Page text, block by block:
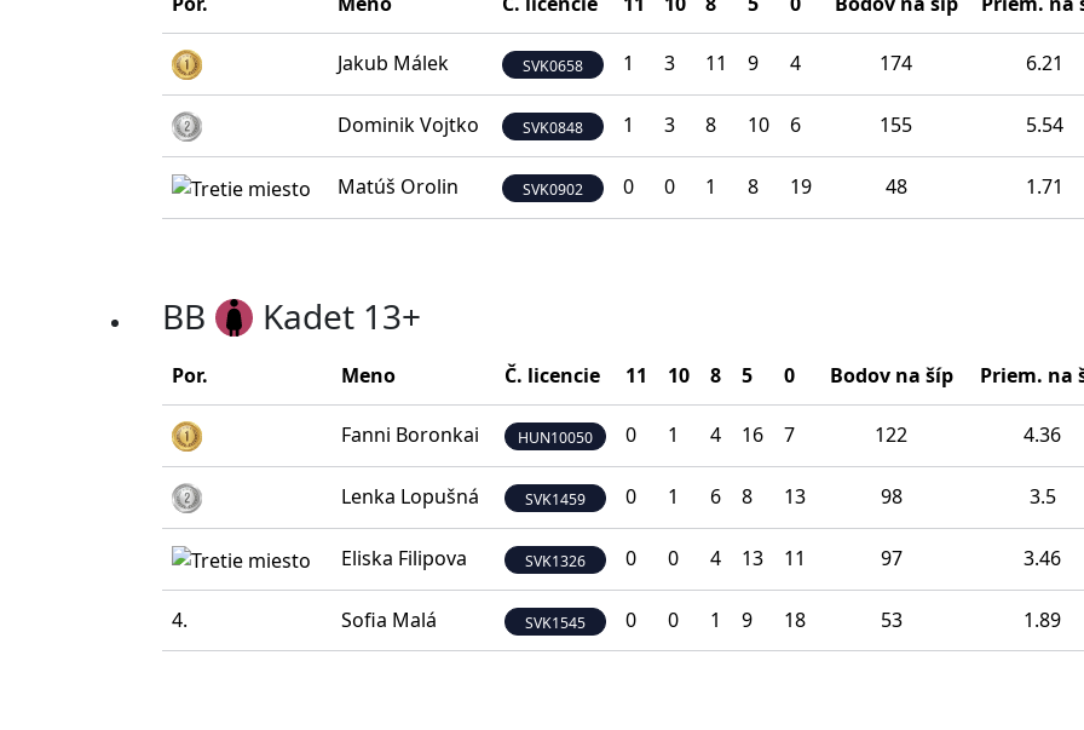
Jakub Málek SVK0658 1 3 11 9 4 174 6.21
Dominik Vojtko SVK0848 1 3 8 10 6 155 5.54
Matúš Orolin SVK0902 0 0 1 8 19 48 1.71
BB Kadet 13+
Por. Meno Č. licencie 11 10 8 5 0 Bodov na šíp Priem. na
Fanni Boronkai HUN10050 0 1 4 16 7 122 4.36
Lenka Lopušná SVK1459 0 1 6 8 13 98 3.5
Eliska Filipova SVK1326 0 0 4 13 11 97 3.46
4. Sofia Malá SVK1545 0 0 1 9 18 53 1.89